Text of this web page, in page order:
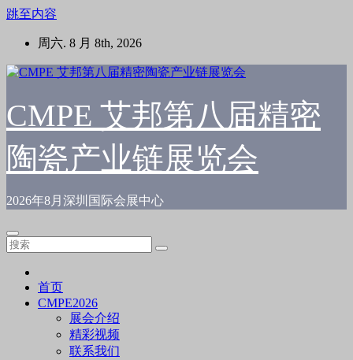
跳至内容
周六. 8 月 8th, 2026
CMPE 艾邦第八届精密
陶瓷产业链展览会
2026年8月深圳国际会展中心
首页
CMPE2026
展会介绍
精彩视频
联系我们